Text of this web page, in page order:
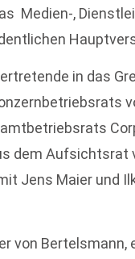
Medien-,
in das
dem Aufsichtsrat
Jens Maier und
Bertelsmann,